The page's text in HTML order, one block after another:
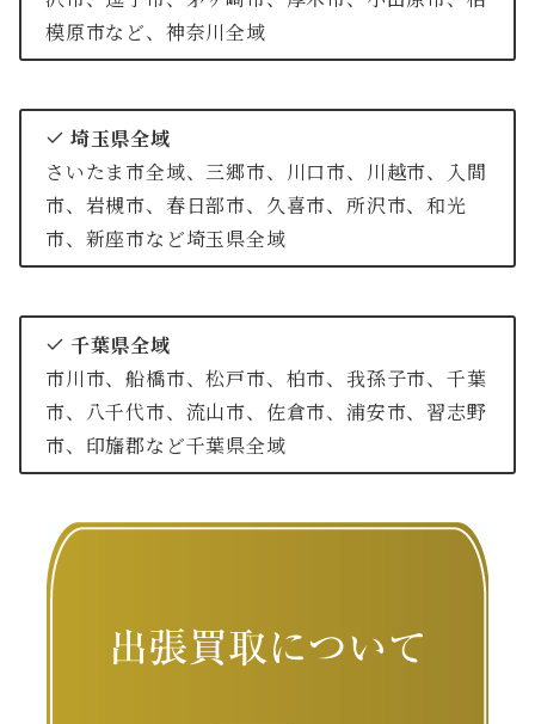
模原市など、神奈川全域
埼玉県全域
さいたま市全域、三郷市、川口市、川越市、入間
市、岩槻市、春日部市、久喜市、所沢市、和光
市、新座市など埼玉県全域
千葉県全域
市川市、船橋市、松戸市、柏市、我孫子市、千葉
市、八千代市、流山市、佐倉市、浦安市、習志野
市、印旛郡など千葉県全域